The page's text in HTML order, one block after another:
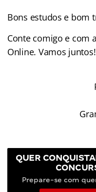
Bons estudos e bom
Conte comigo e com
Online. Vamos juntos!
QUER
Prepare-se com